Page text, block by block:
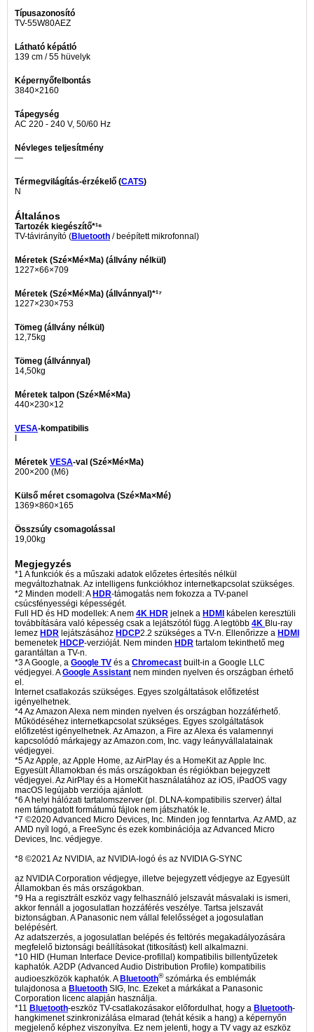
Típusazonosító
TV-55W80AEZ
Látható képátló
139 cm / 55 hüvelyk
Képernyőfelbontás
3840×2160
Tápegység
AC 220 - 240 V, 50/60 Hz
Névleges teljesítmény
—
Térmegvilágítás-érzékelő (CATS)
N
Általános
Tartozék kiegészítő*¹⁶
TV-távirányító (Bluetooth / beépített mikrofonnal)
Méretek (Szé×Mé×Ma) (állvány nélkül)
1227×66×709
Méretek (Szé×Mé×Ma) (állvánnyal)*¹⁷
1227×230×753
Tömeg (állvány nélkül)
12,75kg
Tömeg (állvánnyal)
14,50kg
Méretek talpon (Szé×Mé×Ma)
440×230×12
VESA-kompatibilis
Méretek VESA-val (Szé×Mé×Ma)
200×200 (M6)
Külső méret csomagolva (Szé×Ma×Mé)
1369×860×165
Összsúly csomagolással
19,00kg
Megjegyzés
*1 A funkciók és a műszaki adatok előzetes értesítés nélkül
megváltozhatnak. Az intelligens funkciókhoz internetkapcsolat szükséges.
*2 Minden modell: A HDR-támogatás nem fokozza a TV-panel
csúcsfényességi képességét.
Full HD és HD modellek: A nem 4K HDR jelnek a HDMI
kábelen keresztüli
továbbítására való képesség csak a lejátszótól függ. A legtöbb 4K Blu-ray
lemez HDR lejátszásához HDCP2.2 szükséges a TV-n. Ellenőrizze a HDMI
bemenetek HDCP-verzióját. Nem minden HDR tartalom tekinthető meg
garantáltan a TV-n.
*3 A Google, a Google TV és a Chromecast built-in a Google LLC
védjegyei. AGoogle Assistant nem minden nyelven és országban érhető
el.
Internet csatlakozás szükséges. Egyes szolgáltatások előfizetést
igényelhetnek.
*4 Az Amazon Alexa nem minden nyelven és országban hozzáférhető.
Működéséhez internetkapcsolat szükséges. Egyes szolgáltatások
előfizetést igényelhetnek. Az Amazon, a Fire az Alexa és valamennyi
kapcsolódó márkajegy az Amazon.com, Inc. vagy leányvállalatainak
védjegyei.
*5 Az Apple, az Apple Home, az AirPlay és a HomeKit az Apple Inc.
Egyesült Államokban és más országokban és régiókban bejegyzett
védjegyei. Az AirPlay és a HomeKit használatához az iOS, iPadOS vagy
macOS legújabb verziója ajánlott.
*6 A helyi hálózati tartalomszerver (pl. DLNA-kompatibilis szerver) által
nem támogatott formátumú fájlok nem játszhatók le.
*7 ©2020 Advanced Micro Devices, Inc. Minden jog fenntartva. Az AMD, az
AMD nyíl logó, a FreeSync és ezek kombinációja az Advanced Micro
Devices, Inc. védjegye.
*8 ©2021 Az NVIDIA, az NVIDIA-logó és az NVIDIA G-SYNC
az NVIDIA Corporation védjegye, illetve bejegyzett védjegye az Egyesült
Államokban és más országokban.
*9 Ha a regisztrált eszköz vagy felhasználó jelszavát másvalaki is ismeri,
akkor fennáll a jogosulatlan hozzáférés veszélye. Tartsa jelszavát
biztonságban. A Panasonic nem vállal felelősséget a jogosulatlan
belépésért.
Az adatszerzés, a jogosulatlan belépés és feltörés megakadályozására
megfelelő biztonsági beállításokat (titkosítást) kell alkalmazni.
*10 HID (Human Interface Device-profillal) kompatibilis billentyűzetek
kaphatók. A2DP (Advanced Audio Distribution Profile) kompatibilis
audioeszközök kaphatók. A Bluetooth®szómárka és emblémák
tulajdonosa a Bluetooth SIG, Inc. Ezeket a márkákat a Panasonic
Corporation licenc alapján használja.
*11 Bluetooth-eszköz TV-csatlakozásakor előfordulhat, hogy a Bluetooth-
hangkimenet szinkronizálása elmarad (tehát késik a hang) a képernyőn
megjelenő képhez viszonyítva. Ez nem jelenti, hogy a TV vagy az eszköz